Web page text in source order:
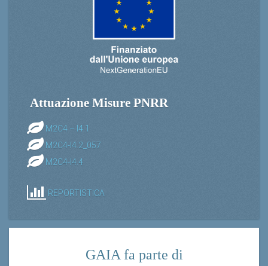
Attuazione Misure PNRR
M2C4 – I4.1
M2C4-I4.2_057
M2C4-I4.4
REPORTISTICA
GAIA fa parte di